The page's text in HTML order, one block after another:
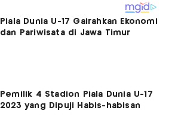
Piala Dunia U-17 Gairahkan Ekonomi
dan Pariwisata di Jawa Timur
Pemilik 4 Stadion Piala Dunia U-17
2023 yang Dipuji Habis-habisan